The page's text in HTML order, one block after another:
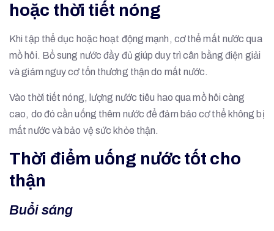
hoặc thời tiết nóng
Khi tập thể dục hoặc hoạt động mạnh, cơ thể mất nước qua
mồ hôi. Bổ sung nước đầy đủ giúp duy trì cân bằng điện giải
và giảm nguy cơ tổn thương thận do mất nước.
Vào thời tiết nóng, lượng nước tiêu hao qua mồ hôi càng
cao, do đó cần uống thêm nước để đảm bảo cơ thể không bị
mất nước và bảo vệ sức khỏe thận.
Thời điểm uống nước tốt cho
thận
Buổi sáng